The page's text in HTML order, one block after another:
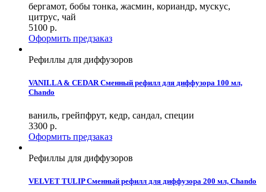
бергамот, бобы тонка, жасмин, кориандр, мускус,
цитрус, чай
5100 р.
Оформить предзаказ
Рефиллы для диффузоров
VANILLA & CEDAR Сменный рефилл для диффузора 100 мл,
Chando
ваниль, грейпфрут, кедр, сандал, специи
3300 р.
Оформить предзаказ
Рефиллы для диффузоров
VELVET TULIP Сменный рефилл для диффузора 200 мл, Chando